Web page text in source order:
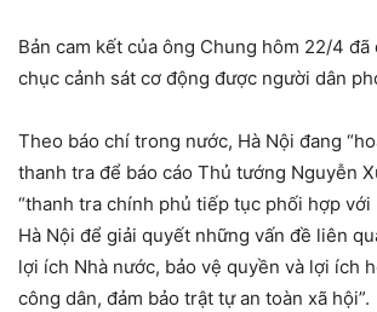
Bản cam kết của ông Chung hôm 22/4
chục cảnh sát cơ động được người dân
​Theo báo chí trong nước, Hà Nội đang
thanh tra để báo cáo Thủ tướng Nguyễn
“thanh tra chính phủ tiếp tục phối hợp với
Hà Nội để giải quyết những vấn đề liên
lợi ích Nhà nước, bảo vệ quyền và lợi ích
công dân, đảm bảo trật tự an toàn xã hội”.